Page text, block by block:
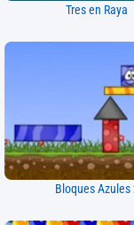
Tres en Raya
Bloques Azules